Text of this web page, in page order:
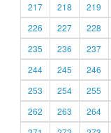
217
218 219
226
227 228
235
236 237
244
245 246
253
254 255
262
263 264